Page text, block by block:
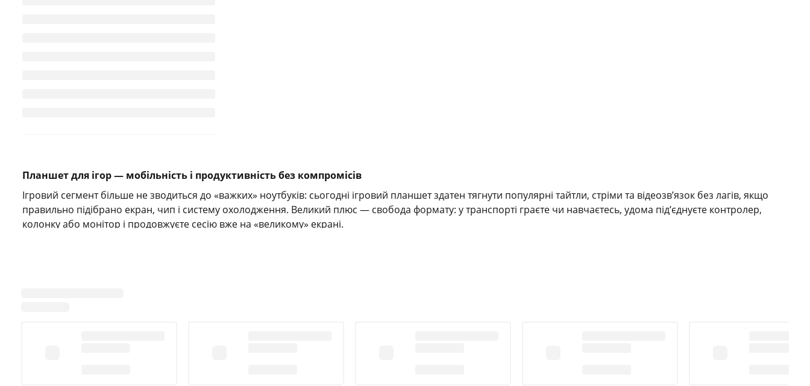
Планшет для ігор — мобільність і продуктивність без компромісів
Ігровий сегмент більше не зводиться до «важких» ноутбуків: сьогодні ігровий планшет здатен тягнути популярні тайтли, стріми та відеозв’язок без лагів, якщо
правильно підібрано екран, чип і систему охолодження. Великий плюс — свобода формату: у транспорті граєте чи навчаєтесь, удома під’єднуєте контролер,
колонку або монітор і продовжуєте сесію вже на «великому» екрані.